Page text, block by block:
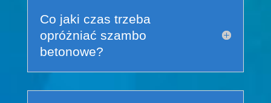
Co jaki czas trzeba
opróżniać szambo
betonowe?